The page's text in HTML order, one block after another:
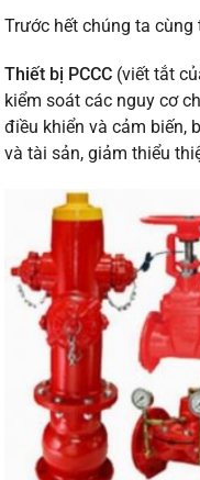
Trước hết chúng ta cùng
Thiết bị PCCC (viết tắt
kiểm soát các nguy cơ
điều khiển và cảm biến,
và tài sản, giảm thiểu